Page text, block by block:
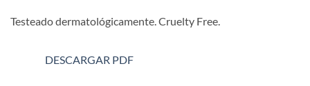
Testeado dermatológicamente. Cruelty Free.
DESCARGAR PDF